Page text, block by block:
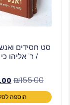
סט חסידים
/ ר' אליהו
₪155.00
הוספה לסל